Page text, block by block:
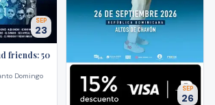
SEP
23
friends: 50
Domingo
SEP
26